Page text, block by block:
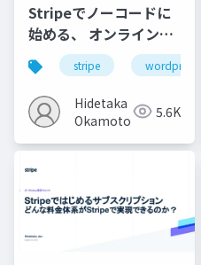
Stripeでノーコードに
始める、 オンライン決
済・請求管理 体験ワー
クショップ
stripe wordpress
Hidetaka
Okamoto
5.6K